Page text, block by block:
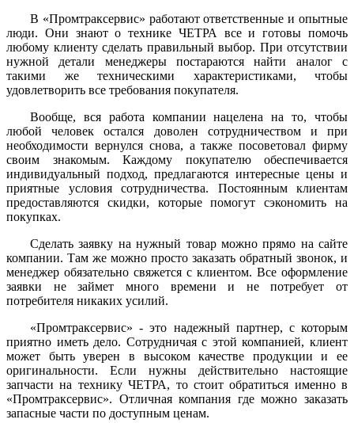
В «Промтраксервис» работают ответственные и опытные
люди. Они знают о технике ЧЕТРА все и готовы помочь
любому клиенту сделать правильный выбор. При отсутствии
нужной детали менеджеры постараются найти аналог с
такими же техническими характеристиками, чтобы
удовлетворить все требования покупателя.
Вообще, вся работа компании нацелена на то, чтобы
любой человек остался доволен сотрудничеством и при
необходимости вернулся снова, а также посоветовал фирму
своим знакомым. Каждому покупателю обеспечивается
индивидуальный подход, предлагаются интересные цены и
приятные условия сотрудничества. Постоянным клиентам
предоставляются скидки, которые помогут сэкономить на
покупках.
Сделать заявку на нужный товар можно прямо на сайте
компании. Там же можно просто заказать обратный звонок, и
менеджер обязательно свяжется с клиентом. Все оформление
заявки не займет много времени и не потребует от
потребителя никаких усилий.
«Промтраксервис» - это надежный партнер, с которым
приятно иметь дело. Сотрудничая с этой компанией, клиент
может быть уверен в высоком качестве продукции и ее
оригинальности. Если нужны действительно настоящие
запчасти на технику ЧЕТРА, то стоит обратиться именно в
«Промтраксервис». Отличная компания где можно заказать
запасные части по доступным ценам.